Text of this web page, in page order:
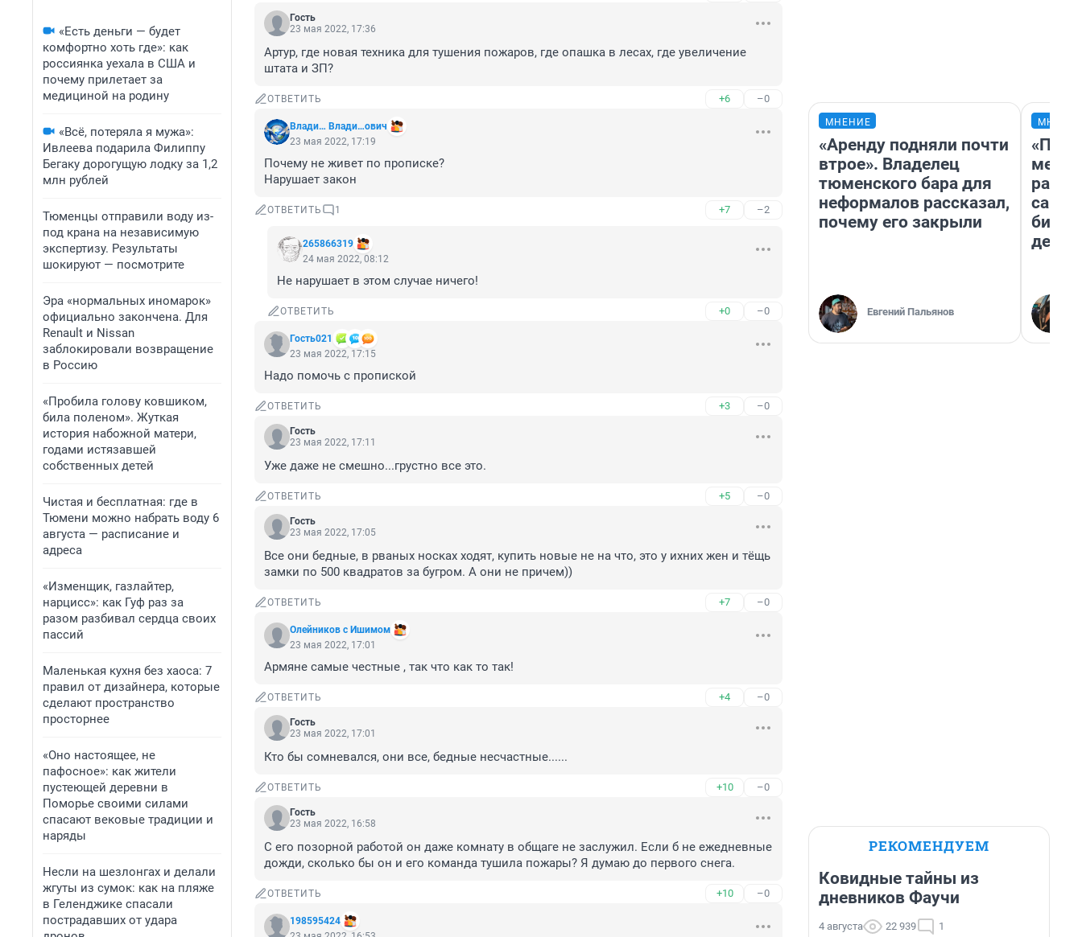
«Есть деньги — будет
комфортно хоть где»: как
россиянка уехала в США и
почему прилетает за
медициной на родину
«Всё, потеряла я мужа»:
Ивлеева подарила Филиппу
Бегаку дорогущую лодку за 1,2
млн рублей
Тюменцы отправили воду из-
под крана на независимую
экспертизу. Результаты
шокируют — посмотрите
Эра «нормальных иномарок»
официально закончена. Для
Renault и Nissan
заблокировали возвращение
в Россию
«Пробила голову ковшиком,
била поленом». Жуткая
история набожной матери,
годами истязавшей
собственных детей
Чистая и бесплатная: где в
Тюмени можно набрать воду 6
августа — расписание и
адреса
«Изменщик, газлайтер,
нарцисс»: как Гуф раз за
разом разбивал сердца своих
пассий
Маленькая кухня без хаоса: 7
правил от дизайнера, которые
сделают пространство
просторнее
«Оно настоящее, не
пафосное»: как жители
пустеющей деревни в
Поморье своими силами
спасают вековые традиции и
наряды
Несли на шезлонгах и делали
жгуты из сумок: как на пляже
в Геленджике спасали
пострадавших от удара
Гость
23 мая 2022, 17:36
Артур, где новая техника для тушения пожаров, где опашка в лесах, где увеличение
штата и ЗП?
ОТВЕТИТЬ +6 –0
Влади… Влади…ович
23 мая 2022, 17:19
Почему не живет по прописке?
Нарушает закон
ОТВЕТИТЬ 1 +7 –2
265866319
24 мая 2022, 08:12
Не нарушает в этом случае ничего!
ОТВЕТИТЬ +0 –0
Гость021
23 мая 2022, 17:15
Надо помочь с пропиской
ОТВЕТИТЬ +3 –0
Гость
23 мая 2022, 17:11
Уже даже не смешно...грустно все это.
ОТВЕТИТЬ +5 –0
Гость
23 мая 2022, 17:05
Все они бедные, в рваных носках ходят, купить новые не на что, это у ихних жен и тëщь
замки по 500 квадратов за бугром. А они не причем))
ОТВЕТИТЬ +7 –0
Олейников с Ишимом
23 мая 2022, 17:01
Армяне самые честные , так что как то так!
ОТВЕТИТЬ +4 –0
Гость
23 мая 2022, 17:01
Кто бы сомневался, они все, бедные несчастные......
ОТВЕТИТЬ +10 –0
Гость
23 мая 2022, 16:58
С его позорной работой он даже комнату в общаге не заслужил. Если б не ежедневные
дожди, сколько бы он и его команда тушила пожары? Я думаю до первого снега.
ОТВЕТИТЬ +10 –0
198595424
МНЕНИЕ
«Аренду подняли почти
втрое». Владелец
тюменского бара для
неформалов рассказал,
почему его закрыли
Евгений Пальянов
РЕКОМЕНДУЕМ
Ковидные тайны из
дневников Фаучи
4 августа 22 939 1